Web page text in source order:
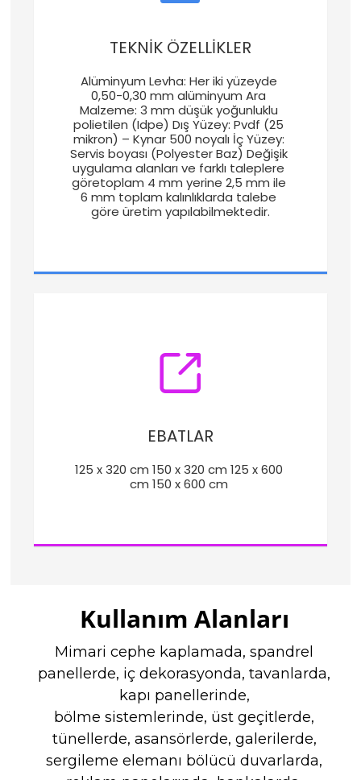
TEKNİK ÖZELLİKLER
Alüminyum Levha: Her iki yüzeyde
0,50-0,30 mm alüminyum Ara
Malzeme: 3 mm düşük yoğunluklu
polietilen (Idpe) Dış Yüzey: Pvdf (25
mikron) – Kynar 500 noyalı İç Yüzey:
Servis boyası (Polyester Baz) Değişik
uygulama alanları ve farklı taleplere
göretoplam 4 mm yerine 2,5 mm ile
6 mm toplam kalınlıklarda talebe
göre üretim yapılabilmektedir.
EBATLAR
125 x 320 cm 150 x 320 cm 125 x 600
cm 150 x 600 cm
Kullanım Alanları
Mimari cephe kaplamada, spandrel
panellerde, iç dekorasyonda, tavanlarda,
kapı panellerinde,
bölme sistemlerinde, üst geçitlerde,
tünellerde, asansörlerde, galerilerde,
sergileme elemanı bölücü duvarlarda,